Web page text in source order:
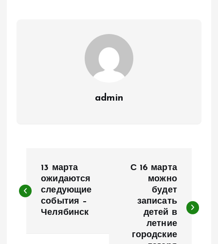
admin
а
13 марта
ожидаются
следующие
события –
Челябинск
С 16 марта
можно
будет
записать
детей в
летние
городские